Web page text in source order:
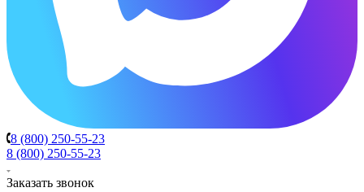
8 (800) 250-55-23
8 (800) 250-55-23
Заказать звонок